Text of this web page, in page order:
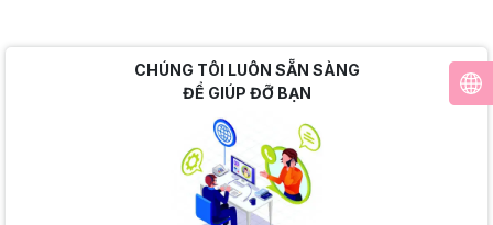
CHÚNG TÔI LUÔN SẴN SÀNG
ĐỂ GIÚP ĐỠ BẠN